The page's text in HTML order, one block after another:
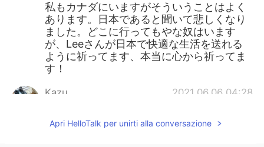
私もカナダにいますがそういうことはよく
あります。日本であると聞いて悲しくなり
ました。どこに行ってもやな奴はいます
が、Leeさんが日本で快適な生活を送れる
ように祈ってます、本当に心から祈ってま
す！
Kazu 2021.06.06 04:28
@William おっしゃる通り、世界中で同じ
Apri HelloTalk per unirti alla conversazione